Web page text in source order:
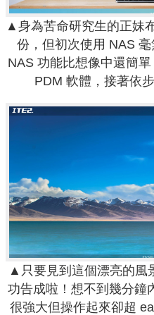
▲身為苦命研究生的正妹
份，但初次使用 NAS
NAS 功能比想像中還簡
PDM 軟體，接著依
▲只要見到這個漂亮的風
功告成啦！想不到幾分鐘
很強大但操作起來卻超